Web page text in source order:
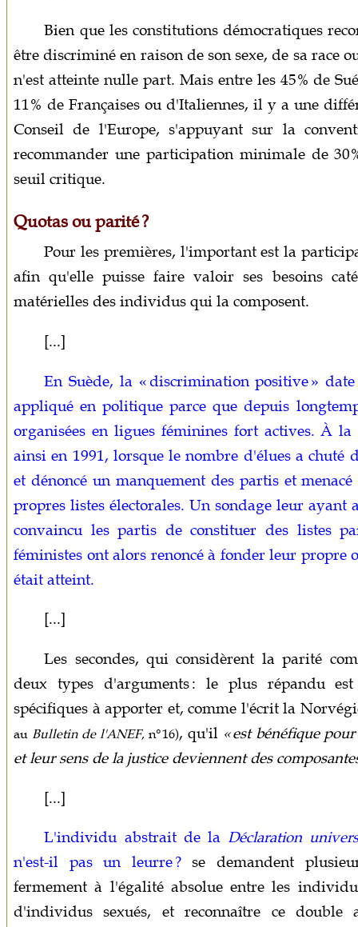
Bien que les constitutions démocratiques
être discriminé en raison de son sexe, de sa race
n'est atteinte nulle part. Mais entre les 45% de
11% de Françaises ou d'Italiennes, il y a une
Conseil de l'Europe, s'appuyant sur la
recommander une participation minimale de
seuil critique.
Quotas ou parité ?
Pour les premières, l'important est la
afin qu'elle puisse faire valoir ses besoins
matérielles des individus qui la composent.
[...]
En Suède, la « discrimination positive »
appliqué en politique parce que depuis
organisées en ligues féminines fort actives. À
ainsi en 1991, lorsque le nombre d'élues a chuté
et dénoncé un manquement des partis et
propres listes électorales. Un sondage leur ayant
convaincu les partis de constituer des listes
féministes ont alors renoncé à fonder leur propre
était atteint.
[...]
Les secondes, qui considèrent la parité
deux types d'arguments : le plus répandu
spécifiques à apporter et, comme l'écrit la
au Bulletin de l'ANEF, n° 16), qu'il « est bénéfique
et leur sens de la justice deviennent des
[...]
L'individu abstrait de la Déclaration
n'est-il pas un leurre ?se demandent
fermement à l'égalité absolue entre les
d'individus sexués, et reconnaître ce double